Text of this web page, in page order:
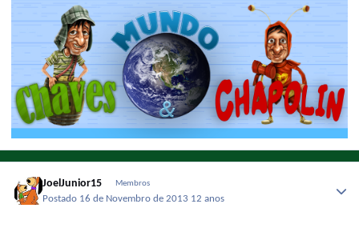
JoelJunior15 Membros
Postado 16 de Novembro de 2013 12 anos